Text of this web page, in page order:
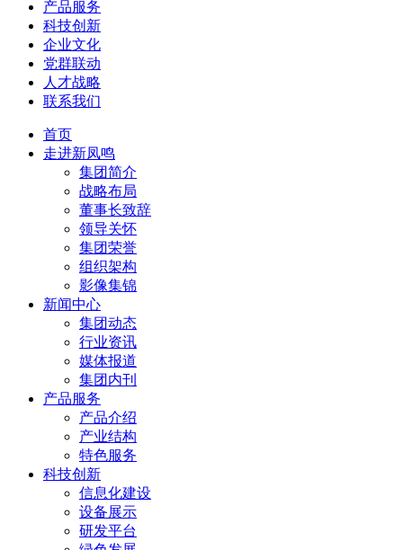
产品服务
科技创新
企业文化
党群联动
人才战略
联系我们
首页
走进新凤鸣
集团简介
战略布局
董事长致辞
领导关怀
集团荣誉
组织架构
影像集锦
新闻中心
集团动态
行业资讯
媒体报道
集团内刊
产品服务
产品介绍
产业结构
特色服务
科技创新
信息化建设
设备展示
研发平台